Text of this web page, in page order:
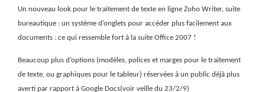
Un nouveau look pour le traitement de texte en ligne Zoho Writer, suite
bureautique : un système d’onglets pour accéder plus facilement aux
documents : ce qui ressemble fort à la suite Office 2007 !
Beaucoup plus d’options (modèles, polices et marges pour le traitement
de texte, ou graphiques pour le tableur) réservées à un public déjà plus
averti par rapport à Google Docs(voir veille du 23/2/9)